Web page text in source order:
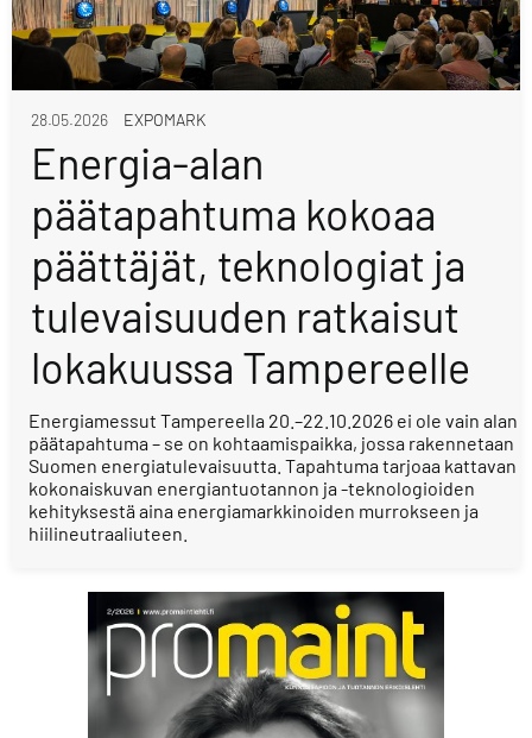
28.05.2026 EXPOMARK
Energia-alan
päätapahtuma kokoaa
päättäjät, teknologiat ja
tulevaisuuden ratkaisut
lokakuussa Tampereelle
Energiamessut Tampereella 20.–22.10.2026 ei ole vain alan
päätapahtuma – se on kohtaamispaikka, jossa rakennetaan
Suomen energiatulevaisuutta. Tapahtuma tarjoaa kattavan
kokonaiskuvan energiantuotannon ja -teknologioiden
kehityksestä aina energiamarkkinoiden murrokseen ja
hiilineutraaliuteen.